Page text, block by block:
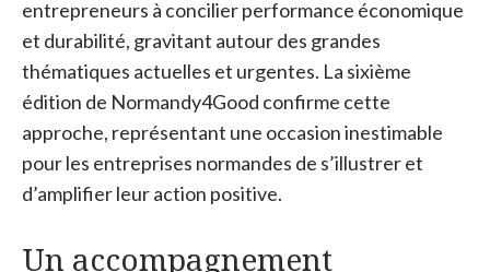
entrepreneurs à concilier performance économique
et durabilité, gravitant autour des grandes
thématiques actuelles et urgentes. La sixième
édition de Normandy4Good confirme cette
approche, représentant une occasion inestimable
pour les entreprises normandes de s’illustrer et
d’amplifier leur action positive.
Un accompagnement